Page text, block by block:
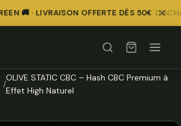
🚚 · LIVRAISON OFFERTE DÈS 50€
/
OLIVE STATIC CBC – Hash CBC Premium à
Effet High Naturel